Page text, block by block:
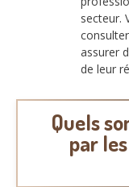
secteur.
assurer
de leur
Quels
par